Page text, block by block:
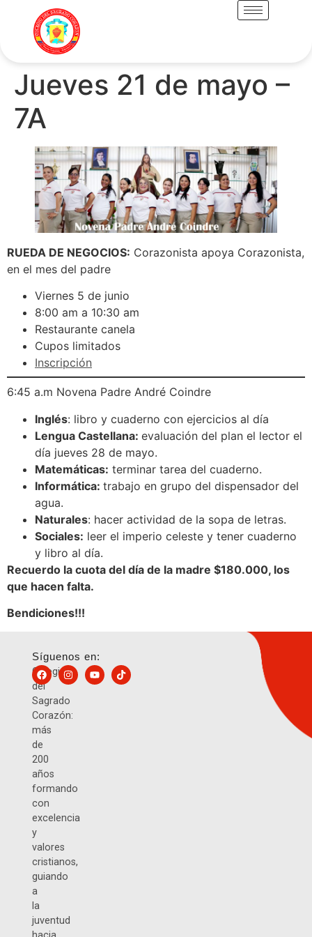
Jueves 21 de mayo –
7A
RUEDA DE NEGOCIOS: Corazonista apoya Corazonista,
en el mes del padre
Viernes 5 de junio
8:00 am a 10:30 am
Restaurante canela
Cupos limitados
Inscripción
6:45 a.m Novena Padre André Coindre
Inglés: libro y cuaderno con ejercicios al día
Lengua Castellana: evaluación del plan el lector el
día jueves 28 de mayo.
Matemáticas: terminar tarea del cuaderno.
Informática: trabajo en grupo del dispensador del
agua.
Naturales: hacer actividad de la sopa de letras.
Sociales: leer el imperio celeste y tener cuaderno
y libro al día.
Recuerdo la cuota del día de la madre $180.000, los
que hacen falta.
Bendiciones!!!
Colegio
del
Sagrado
Corazón:
más
de
200
años
formando
con
excelencia
y
valores
cristianos,
guiando
a
la
juventud
Síguenos en: